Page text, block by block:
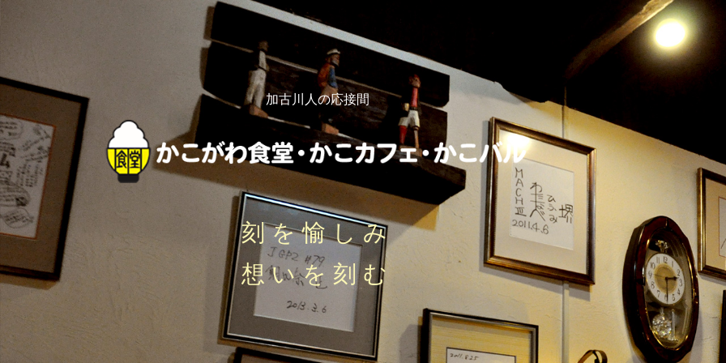
加古川人の応接間
刻を愉しみ
想いを刻む